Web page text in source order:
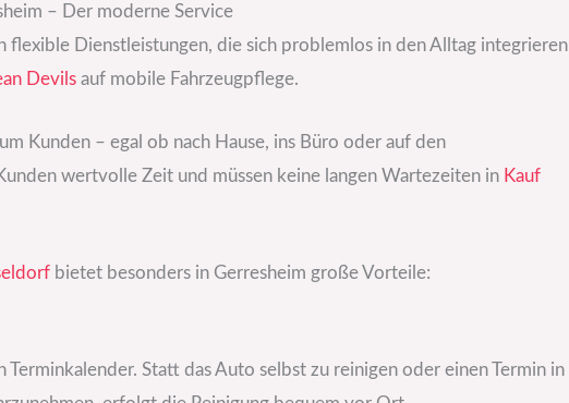
– Der moderne Service
flexible Dienstleistungen, die sich problemlos in den Alltag integrieren
Devils auf mobile Fahrzeugpflege.
Kunden – egal ob nach Hause, ins Büro oder auf den
wertvolle Zeit und müssen keine langen Wartezeiten in Kauf
bietet besonders in Gerresheim große Vorteile:
Statt das Auto selbst zu reinigen oder einen Termin in